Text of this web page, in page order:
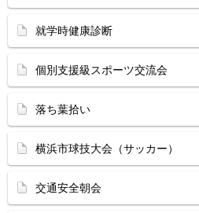
就学時健康診断
個別支援級スポーツ交流会
落ち葉拾い
横浜市球技大会（サッカー）
交通安全朝会